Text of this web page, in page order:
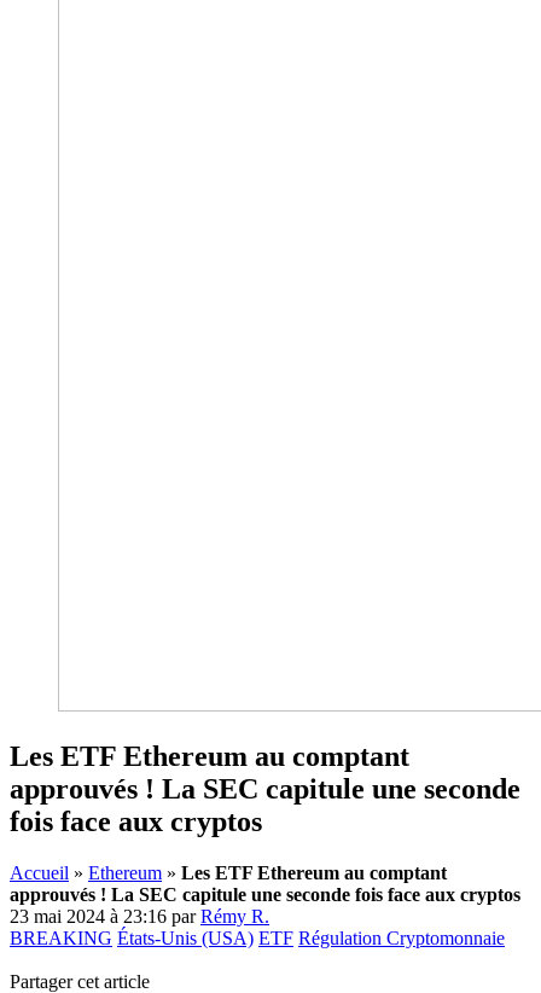
Les ETF Ethereum au comptant
approuvés ! La SEC capitule une seconde
fois face aux cryptos
Accueil » Ethereum » Les ETF Ethereum au comptant
approuvés ! La SEC capitule une seconde fois face aux cryptos
23 mai 2024 à 23:16 parRémy R.
BREAKING États-Unis (USA) ETF Régulation Cryptomonnaie
Partager cet article